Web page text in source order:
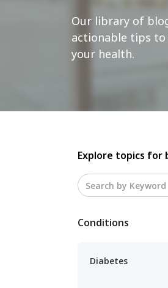
Our library of
actionable tips
your health.
Explore topics
Conditions
Diabetes